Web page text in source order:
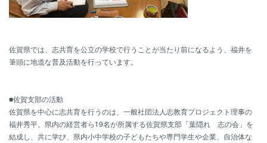
佐賀県では、志共育を公立の学校で行うことが当たり前になるよう、福井を
筆頭に地道な普及活動を行っています。
■佐賀支部の活動
佐賀県を中心に志共育を行うのは、一般社団法人志教育プロジェクト理事の
福井秀平。県内の経営者ら19名が所属する佐賀県支部「葉隠れ 志の会」を
結成し、共に学び、県内小中学校の子どもたちや専門学生や企業、自治体な